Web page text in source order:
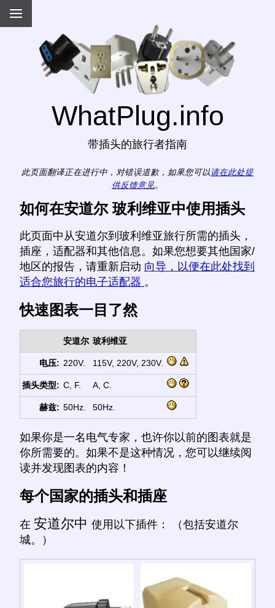
WhatPlug.info
带插头的旅行者指南
此页面翻译正在进行中，对错误道歉，如果您可以请在此处提
供反馈意见。
如何在安道尔 玻利维亚中使用插头
此页面中从安道尔到玻利维亚旅行所需的插头，
插座，适配器和其他信息。如果您想要其他国家/
地区的报告，请重新启动 向导，以便在此处找到
适合您旅行的电子适配器 。
快速图表一目了然
安道尔 玻利维亚
电压: 220V. 115V, 220V, 230V.
插头类型: C, F. A, C.
赫兹: 50Hz. 50Hz.
如果你是一名电气专家，也许你以前的图表就是
你所需要的。如果不是这种情况，您可以继续阅
读并发现图表的内容！
每个国家的插头和插座
在 安道尔中 使用以下插件： （包括安道尔
城。）